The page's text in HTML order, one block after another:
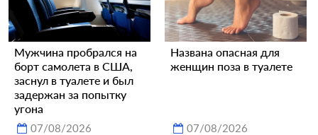
Мужчина пробрался на
борт самолета в США,
заснул в туалете и был
задержан за попытку
угона
07/08/2026
Названа опасная для
женщин поза в туалете
07/08/2026